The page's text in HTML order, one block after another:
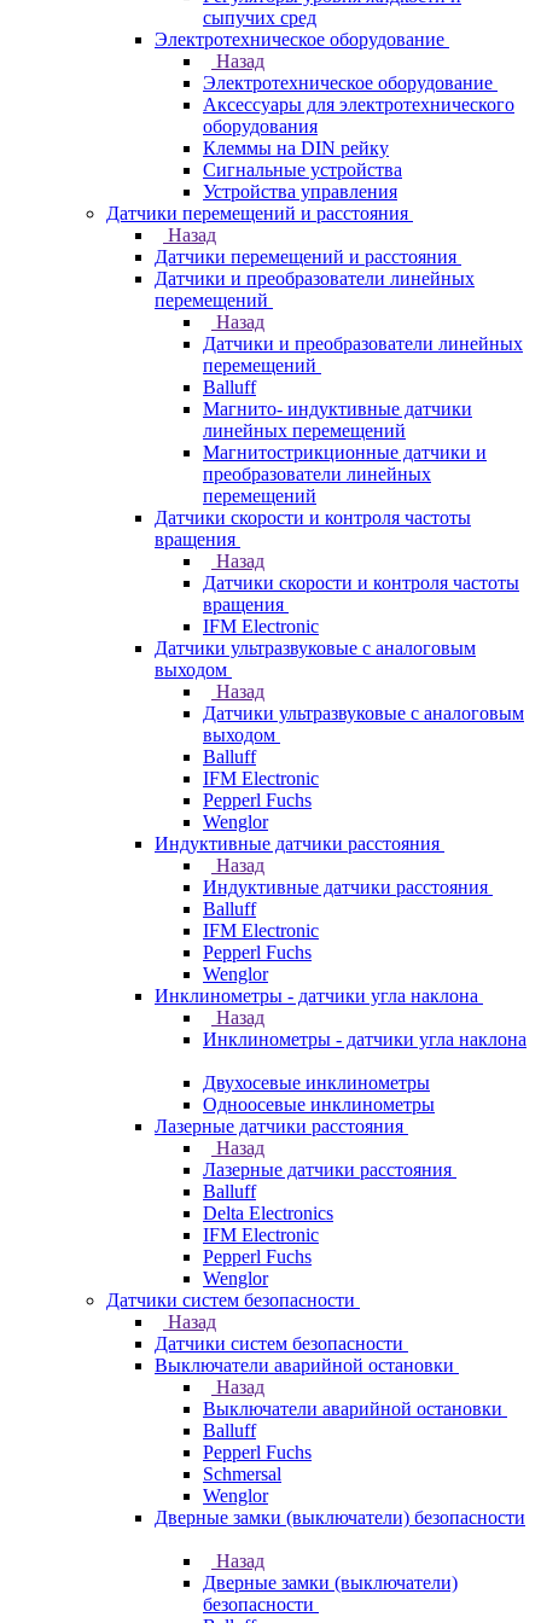
сыпучих сред
Электротехническое оборудование
Назад
Электротехническое оборудование
Аксессуары для электротехнического
оборудования
Клеммы на DIN рейку
Сигнальные устройства
Устройства управления
Датчики перемещений и расстояния
Назад
Датчики перемещений и расстояния
Датчики и преобразователи линейных
перемещений
Назад
Датчики и преобразователи линейных
перемещений
Balluff
Магнито- индуктивные датчики
линейных перемещений
Магнитострикционные датчики и
преобразователи линейных
перемещений
Датчики скорости и контроля частоты
вращения
Назад
Датчики скорости и контроля частоты
вращения
IFM Electronic
Датчики ультразвуковые с аналоговым
выходом
Назад
Датчики ультразвуковые с аналоговым
выходом
Balluff
IFM Electronic
Pepperl Fuchs
Wenglor
Индуктивные датчики расстояния
Назад
Индуктивные датчики расстояния
Balluff
IFM Electronic
Pepperl Fuchs
Wenglor
Инклинометры - датчики угла наклона
Назад
Инклинометры - датчики угла наклона
Двухосевые инклинометры
Одноосевые инклинометры
Лазерные датчики расстояния
Назад
Лазерные датчики расстояния
Balluff
Delta Electronics
IFM Electronic
Pepperl Fuchs
Wenglor
Датчики систем безопасности
Назад
Датчики систем безопасности
Выключатели аварийной остановки
Назад
Выключатели аварийной остановки
Balluff
Pepperl Fuchs
Schmersal
Wenglor
Дверные замки (выключатели) безопасности
Назад
Дверные замки (выключатели)
безопасности